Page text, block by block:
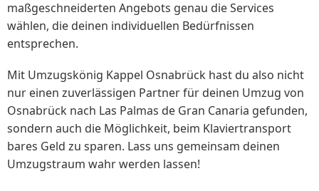
maßgeschneiderten Angebots genau die Services
wählen, die deinen individuellen Bedürfnissen
entsprechen.
Mit Umzugskönig Kappel Osnabrück hast du also nicht
nur einen zuverlässigen Partner für deinen Umzug von
Osnabrück nach Las Palmas de Gran Canaria gefunden,
sondern auch die Möglichkeit, beim Klaviertransport
bares Geld zu sparen. Lass uns gemeinsam deinen
Umzugstraum wahr werden lassen!